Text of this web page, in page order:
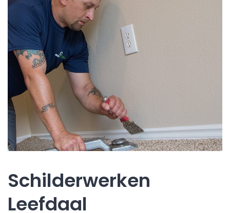
Schilderwerken
Leefdaal